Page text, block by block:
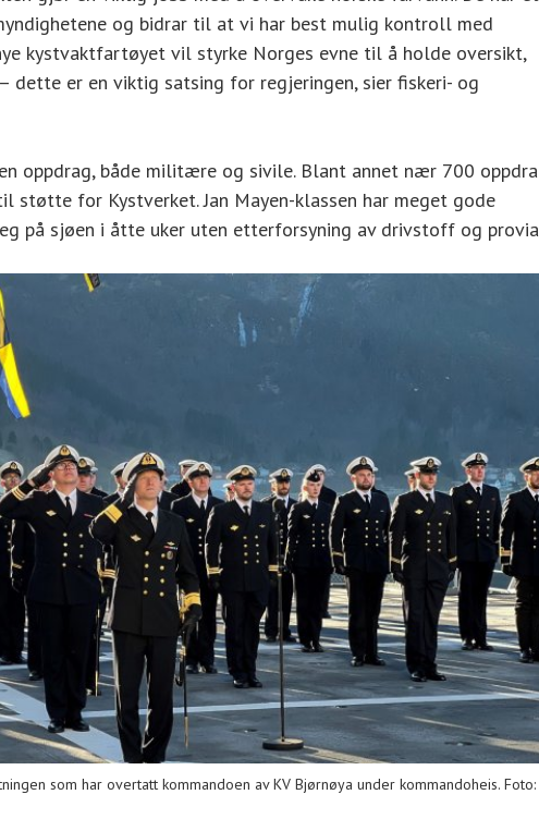
og bidrar til at vi har best mulig kontroll med
kystvaktfartøyet vil styrke Norges evne til å holde oversikt,
dette er en viktig satsing for regjeringen, sier fiskeri- og
oppdrag, både militære og sivile. Blant annet nær 700
for Kystverket. Jan Mayen-klassen har meget gode
på sjøen i åtte uker uten etterforsyning av drivstoff og
som har overtatt kommandoen av KV Bjørnøya under kommandoheis. Foto: